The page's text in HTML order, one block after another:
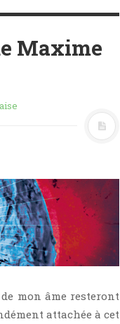
Maxime
mon âme resteront
attachée à cet